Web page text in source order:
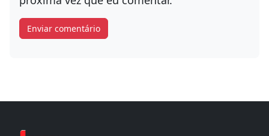
próxima vez que eu comentar.